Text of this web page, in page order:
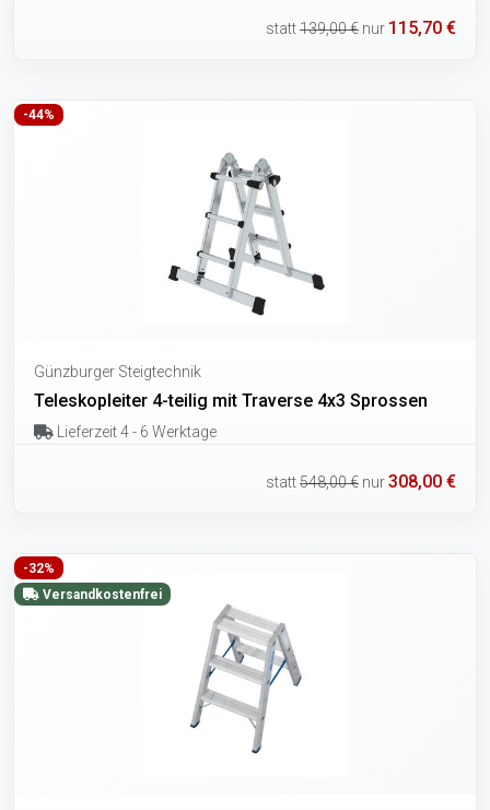
statt139,00 € nur 115,70 €
-44%
Günzburger Steigtechnik
Teleskopleiter 4-teilig mit Traverse 4x3 Sprossen
Lieferzeit 4 - 6 Werktage
statt548,00 € nur308,00 €
-32%
Versandkostenfrei